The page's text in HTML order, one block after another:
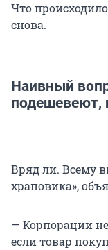
Что
снова.
Наивный
подешевеют,
Вряд ли. Всему
храповика»,
— Корпорации
если товар